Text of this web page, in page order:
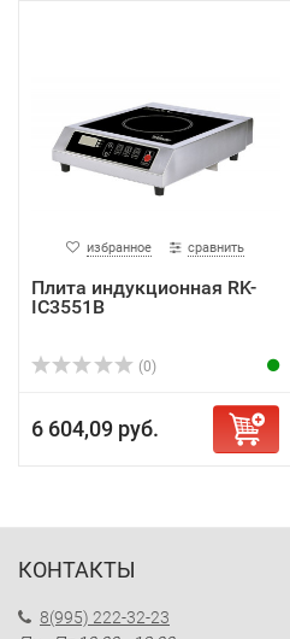
избранное сравнить
Плита индукционная RK-
IC3551B
(0)
6 604,09 руб.
КОНТАКТЫ
8(995) 222-32-23